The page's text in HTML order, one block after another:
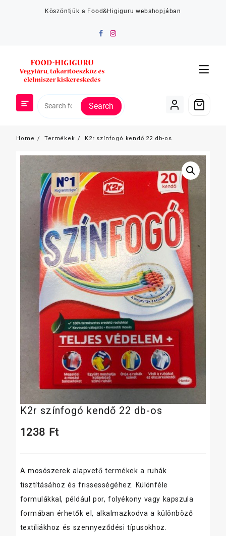
Köszöntjük a Food&Higiguru webshopjában
Search
Home Termékek K2r színfogó kendő 22 db-os
K2r színfogó kendő 22 db-os
1238 Ft
A mosószerek alapvető termékek a ruhák
tisztításához és frissességéhez. Különféle
formulákkal, például por, folyékony vagy kapszula
formában érhetők el, alkalmazkodva a különböző
textíliákhoz és szennyeződési típusokhoz.